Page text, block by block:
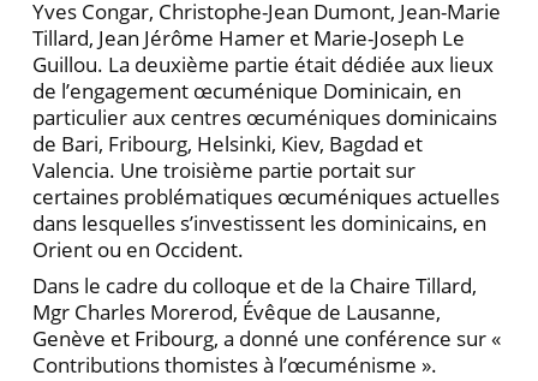
Yves Congar, Christophe-Jean Dumont, Jean-Marie
Tillard, Jean Jérôme Hamer et Marie-Joseph Le
Guillou. La deuxième partie était dédiée aux lieux
de l’engagement œcuménique Dominicain, en
particulier aux centres œcuméniques dominicains
de Bari, Fribourg, Helsinki, Kiev, Bagdad et
Valencia. Une troisième partie portait sur
certaines problématiques œcuméniques actuelles
dans lesquelles s’investissent les dominicains, en
Orient ou en Occident.
Dans le cadre du colloque et de la Chaire Tillard,
Mgr Charles Morerod, Évêque de Lausanne,
Genève et Fribourg, a donné une conférence sur «
Contributions thomistes à l’œcuménisme ».